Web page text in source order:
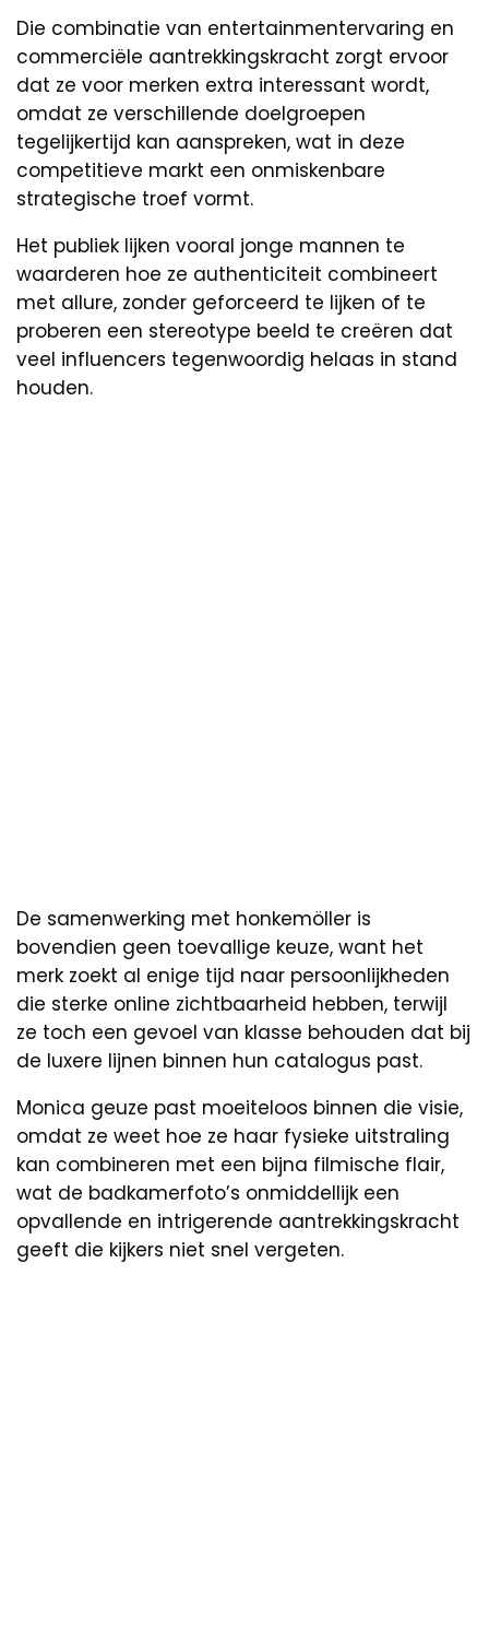
Die combinatie van entertainmentervaring en
commerciële aantrekkingskracht zorgt ervoor
dat ze voor merken extra interessant wordt,
omdat ze verschillende doelgroepen
tegelijkertijd kan aanspreken, wat in deze
competitieve markt een onmiskenbare
strategische troef vormt.
Het publiek lijken vooral jonge mannen te
waarderen hoe ze authenticiteit combineert
met allure, zonder geforceerd te lijken of te
proberen een stereotype beeld te creëren dat
veel influencers tegenwoordig helaas in stand
houden.
De samenwerking met honkemöller is
bovendien geen toevallige keuze, want het
merk zoekt al enige tijd naar persoonlijkheden
die sterke online zichtbaarheid hebben, terwijl
ze toch een gevoel van klasse behouden dat bij
de luxere lijnen binnen hun catalogus past.
Monica geuze past moeiteloos binnen die visie,
omdat ze weet hoe ze haar fysieke uitstraling
kan combineren met een bijna filmische flair,
wat de badkamerfoto’s onmiddellijk een
opvallende en intrigerende aantrekkingskracht
geeft die kijkers niet snel vergeten.